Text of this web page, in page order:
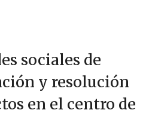
sociales de
y resolución
en el centro de